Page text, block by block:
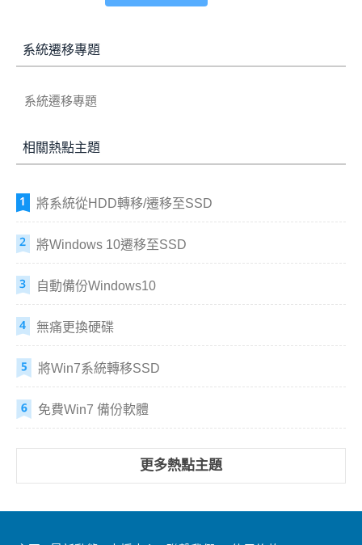
系統遷移專題
系統遷移專題
相關熱點主題
將系統從HDD轉移/遷移至SSD
將Windows 10遷移至SSD
自動備份Windows10
無痛更換硬碟
將Win7系統轉移SSD
免費Win7 備份軟體
更多熱點主題